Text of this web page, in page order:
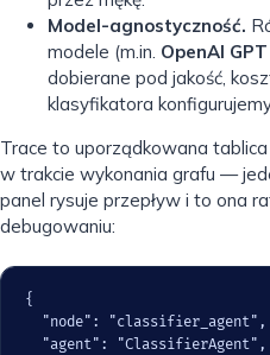
Model-agnostyczność.
modele (m.in. OpenAI GPT
dobierane pod jakość,
klasyfikatora
Trace to uporządkowana
w trakcie wykonania grafu —
panel rysuje przepływ i to ona
debugowaniu:
{
  "node": "classifier_agent",
  "agent": "ClassifierAgent",